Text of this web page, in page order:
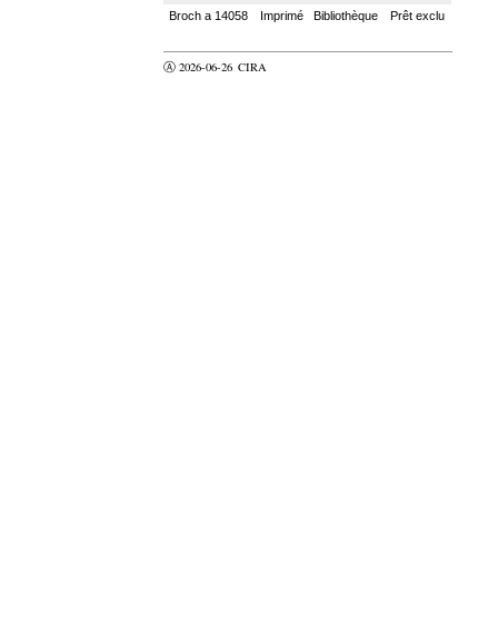
Broch a 14058
Imprimé Bibliothèque Prêt exclu
Ⓐ 2026-06-26 CIRA